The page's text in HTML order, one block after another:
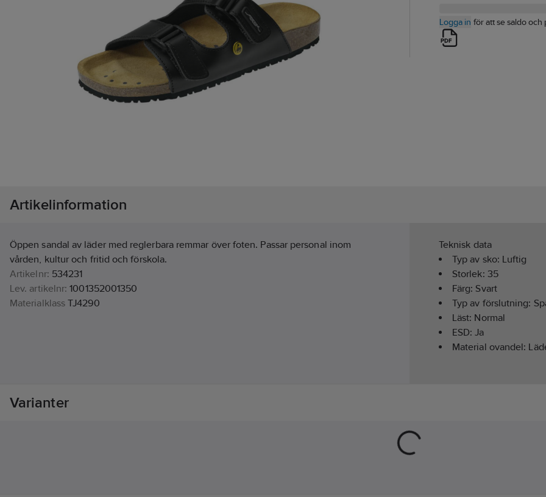
Logga in för att se saldo och
Artikelinformation
Öppen sandal av läder med reglerbara remmar över foten. Passar personal inom
vården, kultur och fritid och förskola.
Artikelnr: 534231
Lev. artikelnr: 1001352001350
Materialklass TJ4290
Teknisk data
Typ av sko: Luftig
Storlek: 35
Färg:Svart
Typ av förslutning:
Läst: Normal
ESD:Ja
Material ovandel:
Varianter